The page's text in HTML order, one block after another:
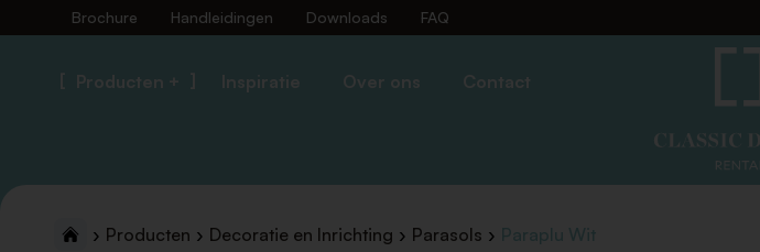
Brochure Handleidingen Downloads FAQ
Producten + Inspiratie Over ons Contact
Producten Decoratie en Inrichting Parasols Paraplu Wit